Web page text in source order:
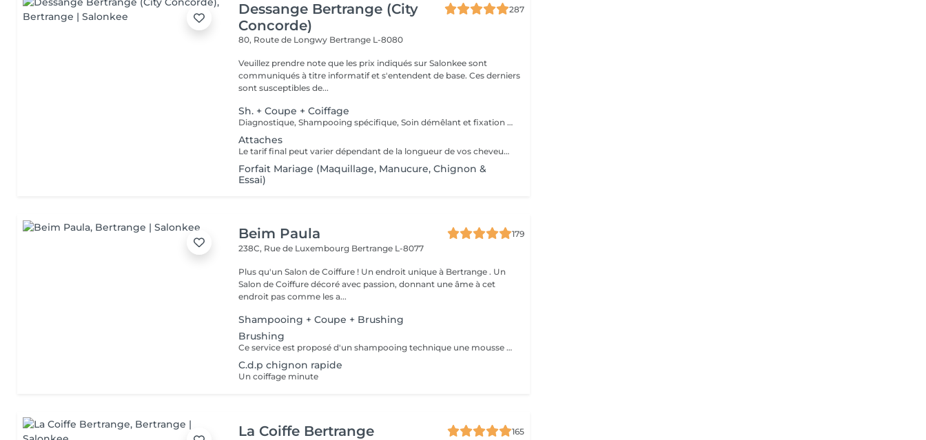
Dessange Bertrange (City
Concorde)
287
80, Route de Longwy Bertrange L-8080
Veuillez prendre note que les prix indiqués sur Salonkee sont
communiqués à titre informatif et s'entendent de base. Ces derniers
sont susceptibles de...
Sh. + Coupe + Coiffage
Diagnostique, Shampooing spécifique, Soin démêlant et fixation inclus. Veuillez prendre note que les prix indiqués sur Salonkee sont communiqués à titre informatif et s'entendent de base. Ces derniers sont susceptibles de varier selon le diagnostic réalisé à votre arrivée au salon et l'expertise du professionnel à qui vous confiez votre beauté. Dans tous les cas, un devis précis vous sera proposé et toutes réalisations de prestations seront effectuées avec votre accord.
Attaches
Le tarif final peut varier dépendant de la longueur de vos cheveux ainsi que des soins et produits utilisés.
Forfait Mariage (Maquillage, Manucure, Chignon &
Essai)
Beim Paula
179
238C, Rue de Luxembourg Bertrange L-8077
Plus qu'un Salon de Coiffure ! Un endroit unique à Bertrange . Un
Salon de Coiffure décoré avec passion, donnant une âme à cet
endroit pas comme les a...
Shampooing + Coupe + Brushing
Brushing
Ce service est proposé d'un shampooing technique une mousse et laque de finition
C.d.p chignon rapide
Un coiffage minute
La Coiffe Bertrange
165